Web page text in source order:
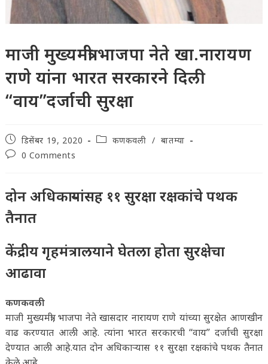
माजी मुख्यमंत्री भाजपा नेते खा.नारायण
राणे यांना भारत सरकारने दिली
“वाय”दर्जाची सुरक्षा
Post
published:
डिसेंबर 19, 2020
Postकणकवली / बातम्या
Post0 Comments
दोन अधिकाऱ्यांसह ११ सुरक्षा रक्षकांचे पथक
तैनात
केंद्रीय गृहमंत्रालयाने घेतला होता सुरक्षेचा
आढावा
कणकवली
माजी मुख्यमंत्री, भाजपा नेते खासदार नारायण राणे यांच्या सुरक्षेत आणखीन
वाढ करण्यात आली आहे. त्यांना भारत सरकारची “वाय” दर्जाची सुरक्षा
देण्यात आली आहे.यात दोन अधिकाऱ्यास ११ सुरक्षा रक्षकांचे पथक तैनात